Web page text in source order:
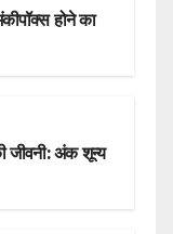
होने का
अंक शून्य